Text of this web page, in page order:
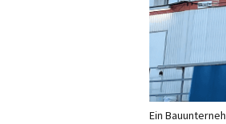
Ein